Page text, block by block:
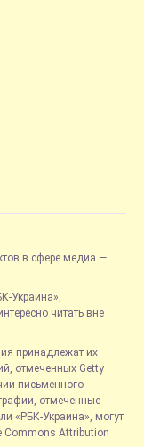
в сфере медиа —
Украина»,
читать вне
принадлежат их
отмеченных Getty
письменного
отмеченные
«РБК-Украина», могут
Commons Attribution